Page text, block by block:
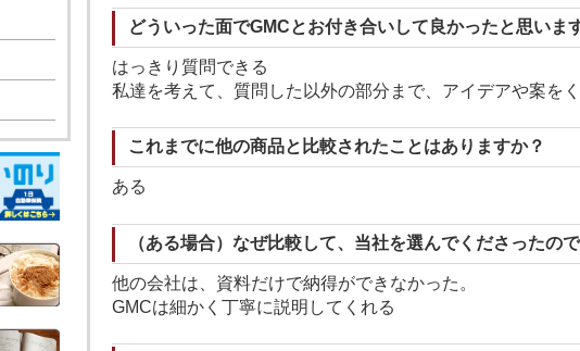
どういった面でGMCとお付き合いして良かったと思いま
はっきり質問できる
私達を考えて、質問した以外の部分まで、アイデアや案をく
これまでに他の商品と比較されたことはありますか？
ある
（ある場合）なぜ比較して、当社を選んでくださったの
他の会社は、資料だけで納得ができなかった。
GMCは細かく丁寧に説明してくれる